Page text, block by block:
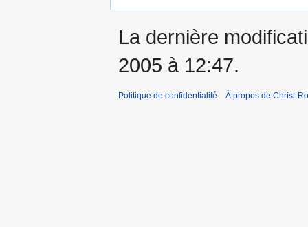
La dernière
2005 à 12:47.
Politique de confidentialité À propos de Christ-